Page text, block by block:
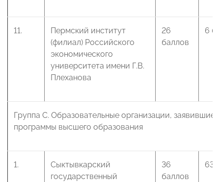
11.
Пермский институт
(филиал) Российского
экономического
университета имени Г.В.
Плеханова
26
баллов
6
Группа С. Образовательные организации, заявившие
программы высшего образования
1.
Сыктывкарский
государственный
36
баллов
63